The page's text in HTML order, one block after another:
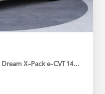
X-Pack e-CVT 140HP